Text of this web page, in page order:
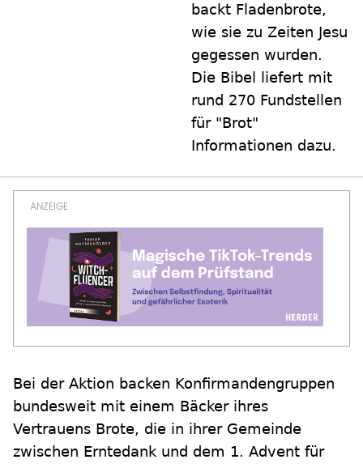
backt Fladenbrote,
wie sie zu Zeiten Jesu
gegessen wurden.
Die Bibel liefert mit
rund 270 Fundstellen
für "Brot"
Informationen dazu.
Bei der Aktion backen Konfirmandengruppen
bundesweit mit einem Bäcker ihres
Vertrauens Brote, die in ihrer Gemeinde
zwischen Erntedank und dem 1. Advent für